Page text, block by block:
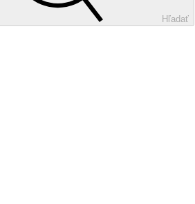
Hľadať